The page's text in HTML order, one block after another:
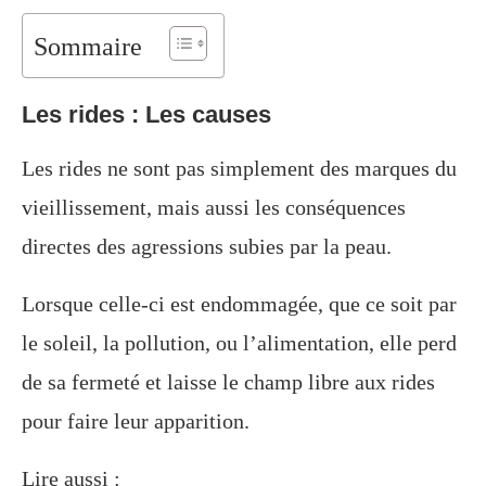
Sommaire
Les rides : Les causes
Les rides ne sont pas simplement des marques du
vieillissement, mais aussi les conséquences
directes des agressions subies par la peau.
Lorsque celle-ci est endommagée, que ce soit par
le soleil, la pollution, ou l’alimentation, elle perd
de sa fermeté et laisse le champ libre aux rides
pour faire leur apparition.
Lire aussi :